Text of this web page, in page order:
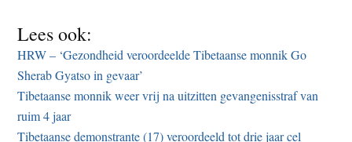
Lees ook:
HRW – ‘Gezondheid veroordeelde Tibetaanse monnik Go
Sherab Gyatso in gevaar’
Tibetaanse monnik weer vrij na uitzitten gevangenisstraf van
ruim 4 jaar
Tibetaanse demonstrante (17) veroordeeld tot drie jaar cel